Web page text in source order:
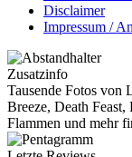
Disclaimer
Impressum /
Zusatzinfo
Tausende Fotos von
Breeze, Death
Flammen und mehr